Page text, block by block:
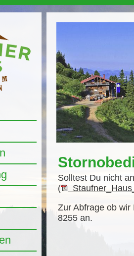
Solltest Du nicht
(
Zur Abfrage ob
8255 an.